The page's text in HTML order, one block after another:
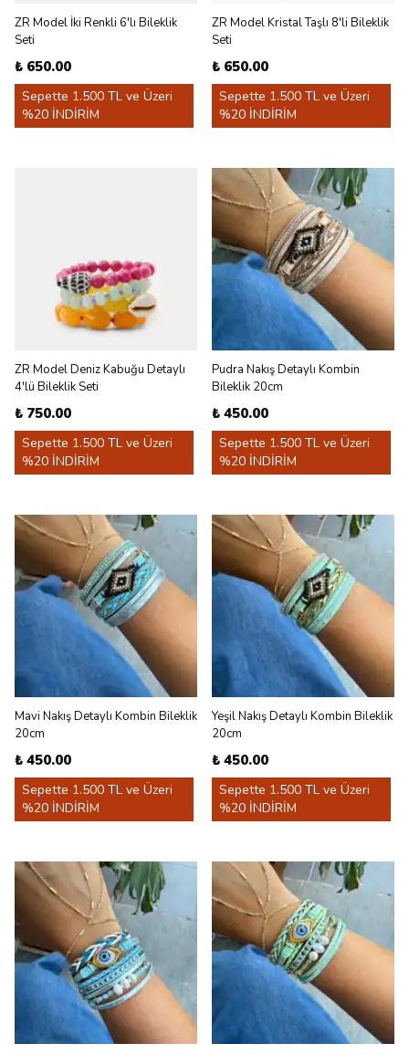
ZR Model İki Renkli 6'lı Bileklik
Seti
₺ 650.00
Sepette 1.500 TL ve Üzeri
%20 İNDİRİM
ZR Model Kristal Taşlı 8'li Bileklik
Seti
₺ 650.00
Sepette 1.500 TL ve Üzeri
%20 İNDİRİM
ZR Model Deniz Kabuğu Detaylı
4'lü Bileklik Seti
₺ 750.00
Sepette 1.500 TL ve Üzeri
%20 İNDİRİM
Pudra Nakış Detaylı Kombin
Bileklik 20cm
₺ 450.00
Sepette 1.500 TL ve Üzeri
%20 İNDİRİM
Mavi Nakış Detaylı Kombin Bileklik
20cm
₺ 450.00
Sepette 1.500 TL ve Üzeri
%20 İNDİRİM
Yeşil Nakış Detaylı Kombin Bileklik
20cm
₺ 450.00
Sepette 1.500 TL ve Üzeri
%20 İNDİRİM